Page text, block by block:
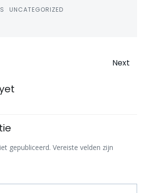
UNCATEGORIZED
Next
gepubliceerd. Vereiste velden zijn